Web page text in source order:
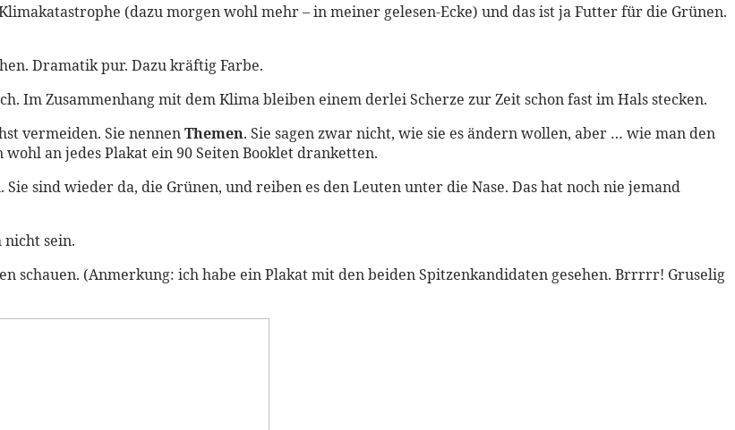
(dazu morgen wohl mehr – in meiner gelesen-Ecke) und das ist ja Futter für die Grünen.
Dramatik pur. Dazu kräftig Farbe.
Im Zusammenhang mit dem Klima bleiben einem derlei Scherze zur Zeit schon fast im Hals stecken.
vermeiden. Sie nennenThemen. Sie sagen zwar nicht, wie sie es ändern wollen, aber … wie man den
an jedes Plakat ein 90 Seiten Booklet dranketten.
sind wieder da, die Grünen, und reiben es den Leuten unter die Nase. Das hat noch nie jemand
nicht sein.
schauen. (Anmerkung: ich habe ein Plakat mit den beiden Spitzenkandidaten gesehen. Brrrrr! Gruselig